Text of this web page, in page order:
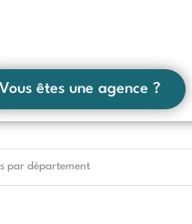
Vous êtes une agence ?
par département